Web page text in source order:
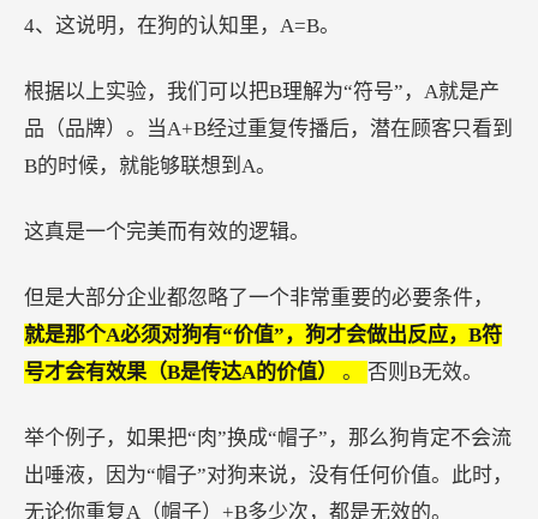
4、这说明，在狗的认知里，A=B。
根据以上实验，我们可以把B理解为“符号”，A就是产
品（品牌）。当A+B经过重复传播后，潜在顾客只看到
B的时候，就能够联想到A。
这真是一个完美而有效的逻辑。
但是大部分企业都忽略了一个非常重要的必要条件，
就是那个A必须对狗有“价值”，狗才会做出反应，B符
号才会有效果（B是传达A的价值） 。 否则B无效。
举个例子，如果把“肉”换成“帽子”，那么狗肯定不会流
出唾液，因为“帽子”对狗来说，没有任何价值。此时，
无论你重复A（帽子）+B多少次，都是无效的。